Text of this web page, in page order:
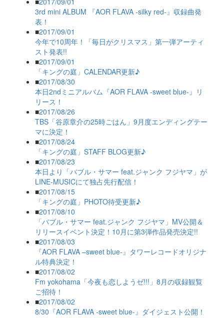
3rd mini ALBUM 『AOR FLAVA -silky red-』収録曲発
表！
■2017/09/01
今年で10周年！「毎日がクリスマス」第一弾アーティ
スト発表!!
■2017/09/01
「キングの庭」CALENDAR更新♪
■2017/08/30
本日2ndミニアルバム『AOR FLAVA -sweet blue-』リ
リース！
■2017/08/26
TBS「谷原章介の25時ごはん」9月度エンディングテー
マに決定！
■2017/08/24
「キングの庭」STAFF BLOG更新♪
■2017/08/23
本日より「バブル・サマー feat.ジャンク フジヤマ」が
LINE-MUSICにて独占先行配信！
■2017/08/15
「キングの庭」PHOTO待受更新♪
■2017/08/10
「バブル・サマー feat.ジャンク フジヤマ」MV公開＆
リリースイベント決定！10月に第3弾作品発売決定!!
■2017/08/03
『AOR FLAVA –sweet blue-』タワーレコードオリジナ
ル特典決定！
■2017/08/02
Fm yokohama「今夜も恋しようゼ!!!」8月の収録観覧
ご招待！
■2017/08/02
8/30『AOR FLAVA -sweet blue-』ダイジェスト公開！